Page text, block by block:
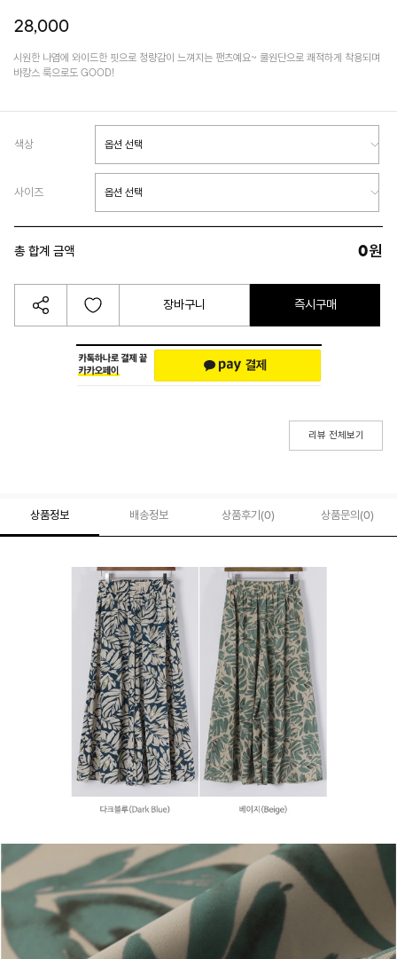
28,000
시원한 나염에 와이드한 핏으로 청량감이 느껴지는 팬츠예요~ 쿨원단으로 쾌적하게 착용되며
바캉스 룩으로도 GOOD!
색상
사이즈
총 합계 금액 0원
장바구니 즉시구매
리뷰 전체보기
상품정보 배송정보 상품후기(0) 상품문의 (0)